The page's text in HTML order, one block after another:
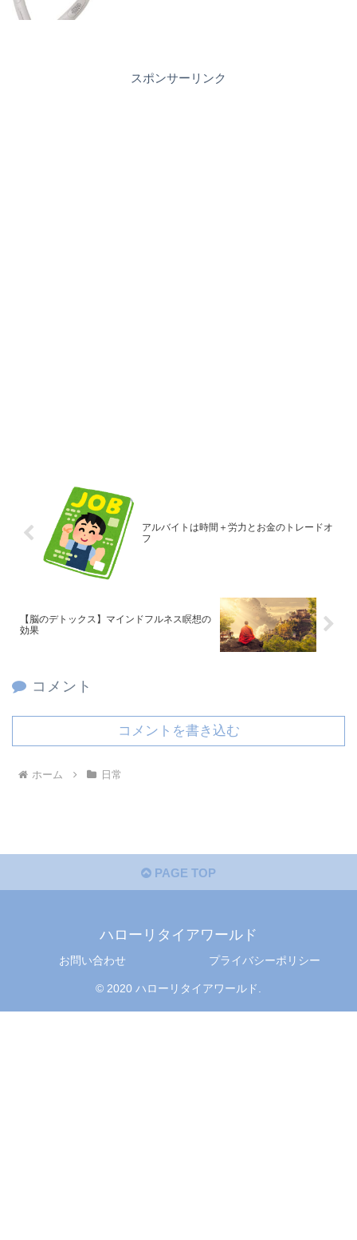
スポンサーリンク
アルバイトは時間＋労力とお金のトレードオ
フ
【脳のデトックス】マインドフルネス瞑想の
効果
コメント
コメントを書き込む
ホーム 日常
PAGE TOP
ハローリタイアワールド
お問い合わせ プライバシーポリシー
© 2020 ハローリタイアワールド.